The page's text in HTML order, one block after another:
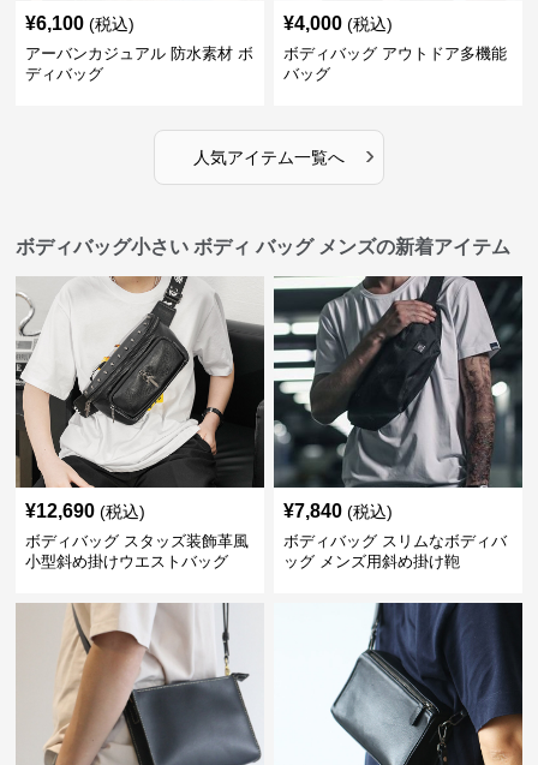
¥6,100 (税込)
アーバンカジュアル 防水素材 ボ
ディバッグ
¥4,000 (税込)
ボディバッグ アウトドア多機能
バッグ
人気アイテム一覧へ ›
ボディバッグ小さい ボディ バッグ メンズの新着アイテム
¥12,690 (税込)
ボディバッグ スタッズ装飾革風
小型斜め掛けウエストバッグ
¥7,840 (税込)
ボディバッグ スリムなボディバ
ッグ メンズ用斜め掛け鞄